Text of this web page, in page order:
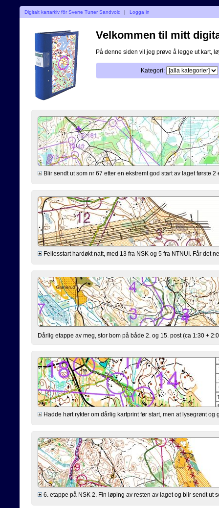
Digitalt kartarkiv för Sverre Turter Sandvold | Logga in
Velkommen til mitt
På denne siden vil jeg prøve å legge ut kart,
Kategori:
Blir sendt ut som nr 67 etter en ekstremt god start av laget første
Fellesstart hardøkt natt, med 13 fra NSK og 5 fra NTNUI. Får det
Dårlig etappe av meg, stor bom på både 2. og 15. post (ca 1:30 +
Hadde hørt rykter om dårlig kartprint før start, men at lysegrønt
6. etappe på NSK 2. Fin løping av resten av laget og blir sendt ut